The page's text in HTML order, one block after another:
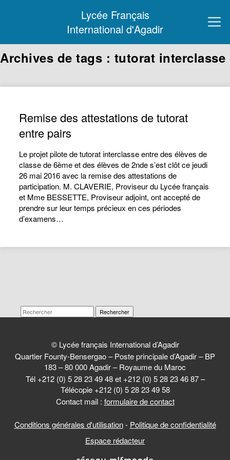
Lycée Français
International d'Agadir
Archives de tags : tutorat interclasse
Remise des attestations de tutorat
entre pairs
Le projet pilote de tutorat interclasse entre des élèves de
classe de 6ème et des élèves de 2nde s’est clôt ce jeudi
26 mai 2016 avec la remise des attestations de
participation. M. CLAVERIE, Proviseur du Lycée français
et Mme BESSETTE, Proviseur adjoint, ont accepté de
prendre sur leur temps précieux en ces périodes
d’examens…
Rechercher
© Lycée français International d’Agadir
Quartier Founty-Bensergao – Poste principale d’Agadir – BP
183 – 80 000 Agadir – Royaume du Maroc
Tél +212 (0) 5 28 23 49 48 et +212 (0) 5 28 23 46 87 –
Télécopie +212 (0) 5 28 23 49 58
Contact mail : formulaire de contact
Conditions générales d'utilisation- Politique de confidentialité
Espace rédacteur